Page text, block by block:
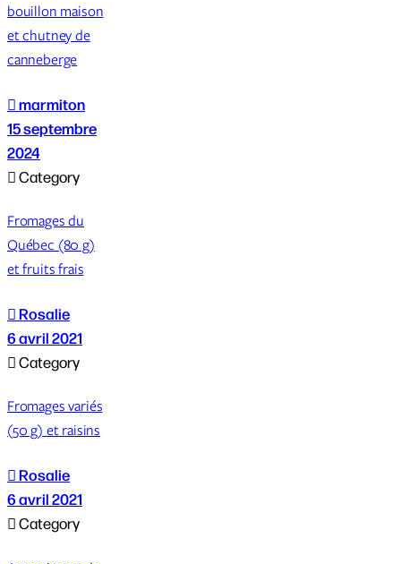
bouillon maison
et chutney de
canneberge
marmiton
15 septembre
2024
Category
Fromages du
Québec (80 g)
et fruits frais
Rosalie
6 avril 2021
Category
Fromages variés
(50 g) et raisins
Rosalie
6 avril 2021
Category